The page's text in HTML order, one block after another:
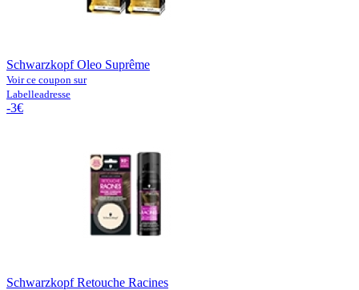
Schwarzkopf Oleo Suprême
Voir ce coupon sur
Labelleadresse
-3€
Schwarzkopf Retouche Racines